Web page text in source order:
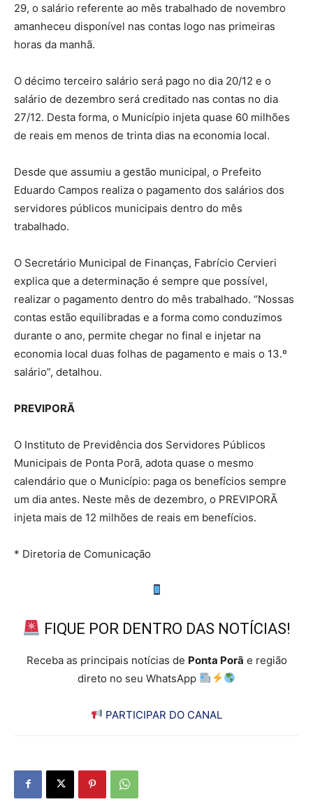
29, o salário referente ao mês trabalhado de novembro
amanheceu disponível nas contas logo nas primeiras
horas da manhã.
O décimo terceiro salário será pago no dia 20/12 e o
salário de dezembro será creditado nas contas no dia
27/12. Desta forma, o Município injeta quase 60 milhões
de reais em menos de trinta dias na economia local.
Desde que assumiu a gestão municipal, o Prefeito
Eduardo Campos realiza o pagamento dos salários dos
servidores públicos municipais dentro do mês
trabalhado.
O Secretário Municipal de Finanças, Fabrício Cervieri
explica que a determinação é sempre que possível,
realizar o pagamento dentro do mês trabalhado. “Nossas
contas estão equilibradas e a forma como conduzimos
durante o ano, permite chegar no final e injetar na
economia local duas folhas de pagamento e mais o 13.º
salário”, detalhou.
PREVIPORÃ
O Instituto de Previdência dos Servidores Públicos
Municipais de Ponta Porã, adota quase o mesmo
calendário que o Município: paga os benefícios sempre
um dia antes. Neste mês de dezembro, o PREVIPORÃ
injeta mais de 12 milhões de reais em benefícios.
* Diretoria de Comunicação
FIQUE POR DENTRO DAS NOTÍCIAS!
Receba as principais notícias de Ponta Porã e região
direto no seu WhatsApp
PARTICIPAR DO CANAL